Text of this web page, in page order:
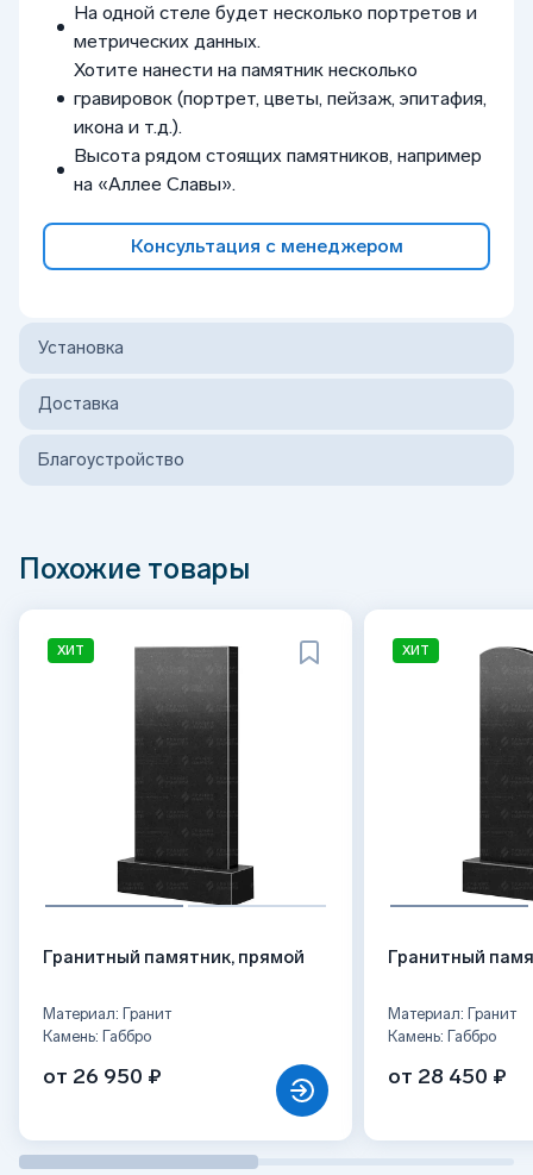
На одной стеле будет несколько портретов и
метрических данных.
Хотите нанести на памятник несколько
гравировок (портрет, цветы, пейзаж, эпитафия,
икона и т.д.).
Высота рядом стоящих памятников, например
на «Аллее Славы».
Консультация с менеджером
Установка
Доставка
Благоустройство
Похожие товары
ХИТ
Гранитный памятник, прямой
Материал: Гранит
Камень: Габбро
от 26 950 ₽
ХИТ
Гранитный
Материал: Гранит
Камень: Габбро
от 28 450 ₽